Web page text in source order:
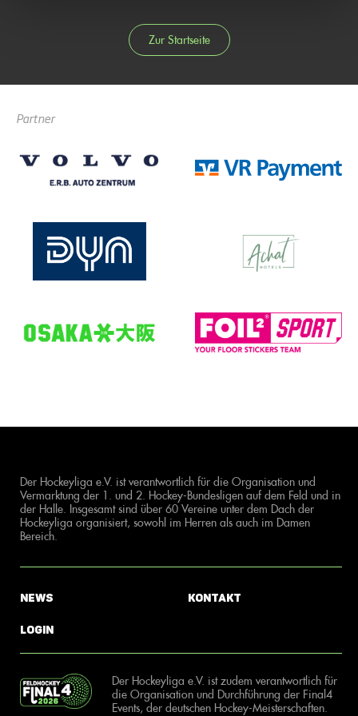
Zur Startseite
Partner
Der Hockeyliga e.V. ist verantwortlich für die Organisation und
Vermarktung der 1. und 2. Hockey-Bundesligen auf dem Feld und in
der Halle. Insgesamt sind über 60 Vereine unter dem Dach der
Hockeyliga organisiert, sowohl im Herren als auch im Damen
Bereich.
News
Login
Kontakt
Der Hockeyliga e.V. ist zudem verantwortlich für
die Organisation und Durchführung der Final4
Events, der deutschen Hockey-Meisterschaften.